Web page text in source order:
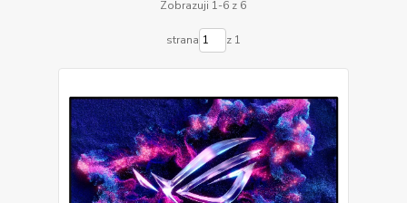
Zobrazuji 1-6 z 6
strana z 1